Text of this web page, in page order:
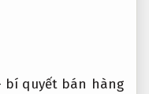
bí quyết bán hàng